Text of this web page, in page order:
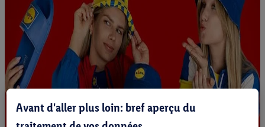
Avant d'aller plus loin: bref aperçu du